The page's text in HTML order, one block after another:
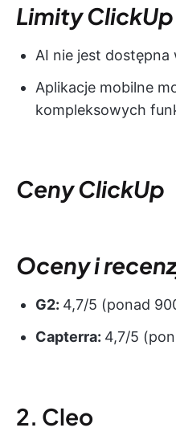
Limity ClickUp
AI nie jest dostępna
Aplikacje mobilne
kompleksowych
Ceny ClickUp
Oceny i
G2: 4,7/5 (ponad
Capterra: 4,7/5
2. Cleo